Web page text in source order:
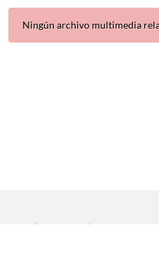
Ningún archivo multimedia
| |